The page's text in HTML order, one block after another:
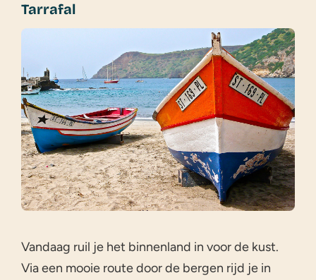
Tarrafal
Vandaag ruil je het binnenland in voor de kust.
Via een mooie route door de bergen rijd je in